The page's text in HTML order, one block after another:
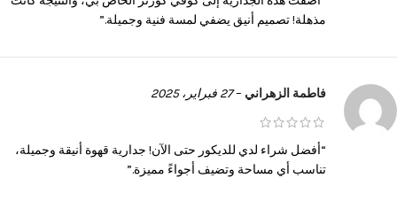
مذهلة! تصميم أنيق يضفي لمسة فنية وجميلة.”
فاطمة الزهراني –27 فبراير، 2025
“أفضل شراء لدي للديكور حتى الآن! جدارية قهوة أنيقة وجميلة،
تناسب أي مساحة وتضيف أجواءً مميزة.”